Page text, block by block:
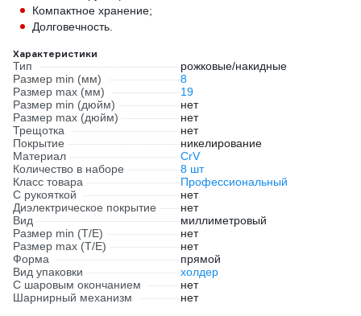
Компактное хранение;
Долговечность.
Характеристики
Тип
рожковые/накидные
Размер min (мм)
8
Размер max (мм)
19
Размер min (дюйм)
нет
Размер max (дюйм)
нет
Трещотка
нет
Покрытие
никелирование
Материал
CrV
Количество в наборе
8 шт
Класс товара
Профессиональный
С рукояткой
нет
Диэлектрическое покрытие
нет
Вид
миллиметровый
Размер min (Т/E)
нет
Размер max (T/E)
нет
Форма
прямой
Вид упаковки
холдер
С шаровым окончанием
нет
Шарнирный механизм
нет